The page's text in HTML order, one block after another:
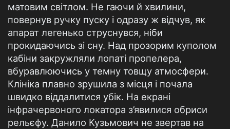
матовим світлом. Не гаючи й хвилини,
повернув ручку пуску і одразу ж відчув, як
апарат легенько струснувся, ніби
прокидаючись зі сну. Над прозорим куполом
кабіни закружляли лопаті пропелера,
вбуравлюючись у темну товщу атмосфери.
Клініка плавно зрушила з місця і почала
швидко віддалитися убік. На екрані
інфрачервоного локатора з’явилися обриси
рельєфу. Данило Кузьмович не звертав на